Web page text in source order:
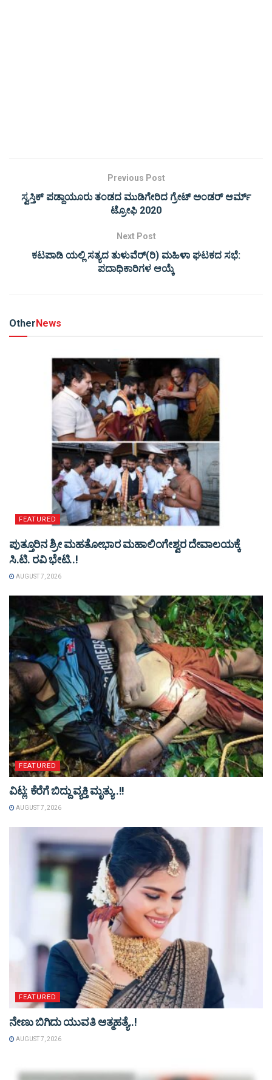
Previous Post
ಸ್ವಸ್ತಿಕ್ ಪಡ್ದಾಯೂರು ತಂಡದ ಮುಡಿಗೇರಿದ ಗ್ರೇಟ್ ಅಂಡರ್ ಆರ್ಮ್
ಟ್ರೋಫಿ 2020
Next Post
ಕಟಪಾಡಿ ಯಲ್ಲಿ ಸತ್ಯದ ತುಳುವೆರ್(ರಿ) ಮಹಿಳಾ ಘಟಕದ ಸಭೆ:
ಪದಾಧಿಕಾರಿಗಳ ಆಯ್ಕೆ
Other News
FEATURED
ಪುತ್ತೂರಿನ ಶ್ರೀ ಮಹತೋಭಾರ ಮಹಾಲಿಂಗೇಶ್ವರ ದೇವಾಲಯಕ್ಕೆ
ಸಿ.ಟಿ. ರವಿ ಭೇಟಿ..!
AUGUST 7, 2026
FEATURED
ವಿಟ್ಲ: ಕೆರೆಗೆ ಬಿದ್ದು ವ್ಯಕ್ತಿ ಮೃತ್ಯು..!!
AUGUST 7, 2026
FEATURED
ನೇಣು ಬಿಗಿದು ಯುವತಿ ಆತ್ಮಹತ್ಯೆ..!
AUGUST 7, 2026